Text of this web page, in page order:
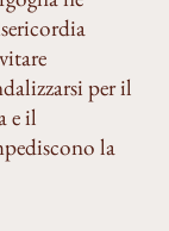
per il
e il
la